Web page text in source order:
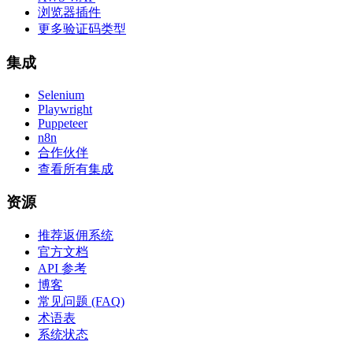
浏览器插件
更多验证码类型
集成
Selenium
Playwright
Puppeteer
n8n
合作伙伴
查看所有集成
资源
推荐返佣系统
官方文档
API 参考
博客
常见问题 (FAQ)
术语表
系统状态